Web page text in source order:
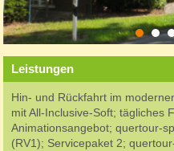
Leistungen
Hin- und Rückfahrt im
mit All-Inclusive-Soft; tägliches
Animationsangebot; quertour-
(RV1); Servicepaket 2;